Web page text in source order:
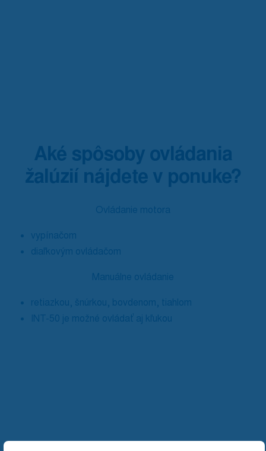
Aké spôsoby ovládania
žalúzií nájdete v ponuke?
Ovládanie motora
vypínačom
diaľkovým ovládačom
Manuálne ovládanie
retiazkou, šnúrkou, bovdenom, tiahlom
INT-50 je možné ovládať aj kľukou